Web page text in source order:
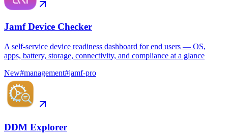
Jamf Device Checker
A self-service device readiness dashboard for end users — OS,
apps, battery, storage, connectivity, and compliance at a glance
New#management#jamf-pro
DDM Explorer